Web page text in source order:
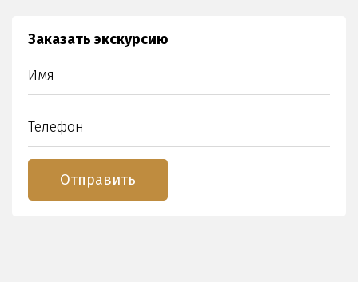
Заказать экскурсию